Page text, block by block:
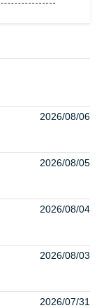
2026/08/06
2026/08/05
2026/08/04
2026/08/03
2026/07/31